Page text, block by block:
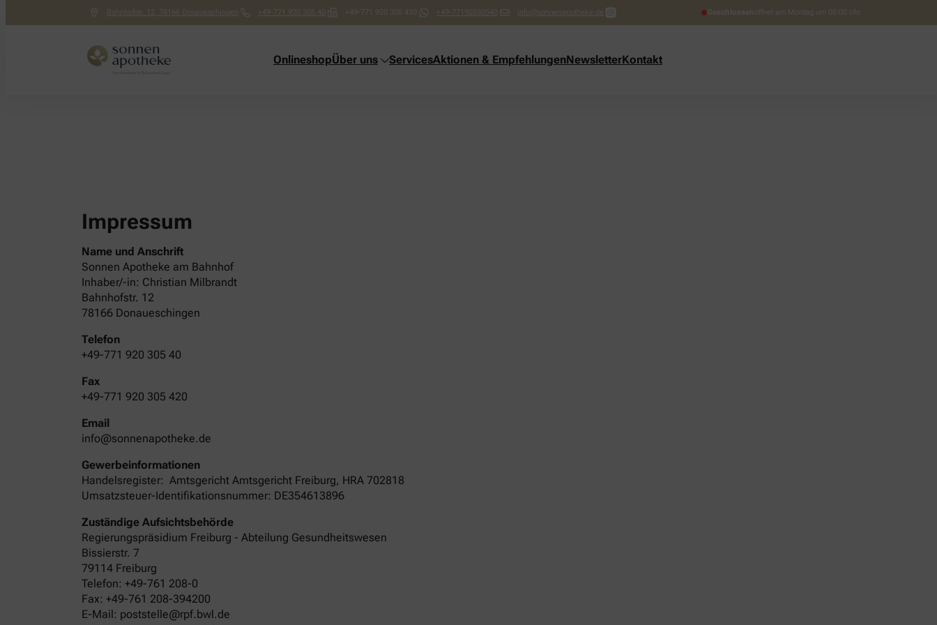
Bahnhofstr. 12, 78166 Donaueschingen +49-771 920 305 40 +49-771 920 305 420 +49-77192030540 info@sonnenapotheke.de Geschlossenöffnet am Montag um 08:00 Uhr
OnlineshopÜber uns ServicesAktionen & EmpfehlungenNewsletterKontakt
Impressum
Name und Anschrift
Sonnen Apotheke am Bahnhof
Inhaber/-in: Christian Milbrandt
Bahnhofstr. 12
78166 Donaueschingen
Telefon
+49-771 920 305 40
Fax
+49-771 920 305 420
Email
info@sonnenapotheke.de
Gewerbeinformationen
Handelsregister: Amtsgericht Amtsgericht Freiburg, HRA 702818
Umsatzsteuer-Identifikationsnummer: DE354613896
Zuständige Aufsichtsbehörde
Regierungspräsidium Freiburg - Abteilung Gesundheitswesen
Bissierstr. 7
79114 Freiburg
Telefon: +49-761 208-0
Fax: +49-761 208-394200
E-Mail: poststelle@rpf.bwl.de